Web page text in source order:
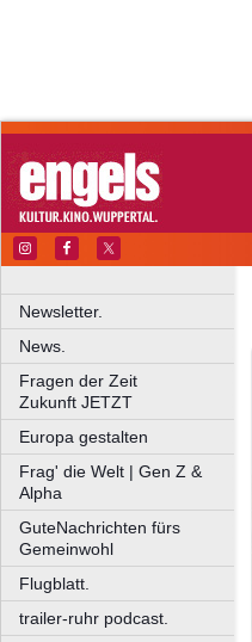
Newsletter.
News.
Fragen der Zeit
Zukunft JETZT
Europa gestalten
Frag' die Welt | Gen Z &
Alpha
GuteNachrichten fürs
Gemeinwohl
Flugblatt.
trailer-ruhr podcast.